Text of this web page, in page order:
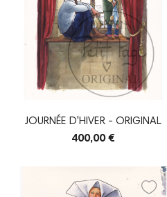
JOURNÉE D'HIVER - ORIGINAL
400,00 €